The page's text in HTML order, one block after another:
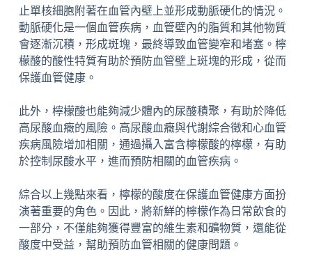
止單核細胞附著在血管內壁上並形成動脈硬化的情況。
動脈硬化是一個血管疾病，血管壁內的脂質和其他物質
會逐漸沉積，形成斑塊，最終導致血管變窄和堵塞。檸
檬酸的酸性特質有助於預防血管壁上斑塊的形成，從而
保護血管健康。
此外，檸檬酸也能夠減少體內的尿酸積聚，有助於降低
高尿酸血癥的風險。高尿酸血癥與代謝綜合徵和心血管
疾病風險增加相關，通過攝入富含檸檬酸的檸檬，有助
於控制尿酸水平，進而預防相關的血管疾病。
綜合以上幾點來看，檸檬的酸度在保護血管健康方面扮
演著重要的角色。因此，將新鮮的檸檬作為日常飲食的
一部分，不僅能夠獲得豐富的維生素和礦物質，還能從
酸度中受益，幫助預防血管相關的健康問題。